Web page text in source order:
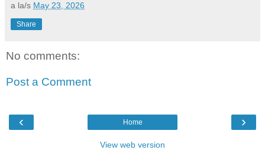
a la/s May 23, 2026
Share
No comments:
Post a Comment
‹ ›
Home
View web version